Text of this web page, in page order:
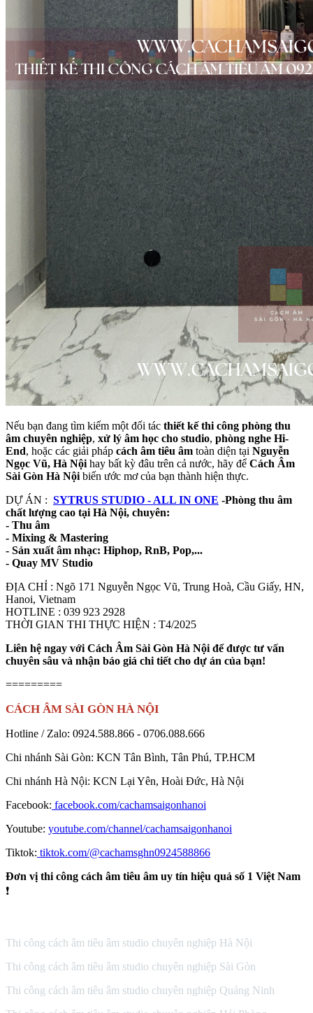
Nếu bạn đang tìm kiếm một đối tác thiết kế thi công phòng thu
âm chuyên nghiệp, xử lý âm học cho studio, phòng nghe Hi-
End, hoặc các giải pháp cách âm tiêu âm toàn diện tại Nguyễn
Ngọc Vũ, Hà Nội hay bất kỳ đâu trên cả nước, hãy để Cách Âm
Sài Gòn Hà Nội biến ước mơ của bạn thành hiện thực.
DỰ ÁN : SYTRUS STUDIO - ALL IN ONE -Phòng thu âm
chất lượng cao tại Hà Nội, chuyên:
- Thu âm
- Mixing & Mastering
- Sản xuất âm nhạc: Hiphop, RnB, Pop,...
- Quay MV Studio
ĐỊA CHỈ : Ngõ 171 Nguyễn Ngọc Vũ, Trung Hoà, Cầu Giấy, HN,
Hanoi, Vietnam
HOTLINE : 039 923 2928
THỜI GIAN THI THỰC HIỆN : T4/2025
Liên hệ ngay với Cách Âm Sài Gòn Hà Nội để được tư vấn
chuyên sâu và nhận báo giá chi tiết cho dự án của bạn!
=========
CÁCH ÂM SÀI GÒN HÀ NỘI
Hotline / Zalo: 0924.588.866 - 0706.088.666
Chi nhánh Sài Gòn: KCN Tân Bình, Tân Phú, TP.HCM
Chi nhánh Hà Nội: KCN Lại Yên, Hoài Đức, Hà Nội
Facebook: facebook.com/cachamsaigonhanoi
Youtube: youtube.com/channel/cachamsaigonhanoi
Tiktok: tiktok.com/@cachamsghn0924588866
Đơn vị thi công cách âm tiêu âm uy tín hiệu quả số 1 Việt Nam
❗
Thi công cách âm tiêu âm studio chuyên nghiệp Hà Nội
Thi công cách âm tiêu âm studio chuyên nghiệp Sài Gòn
Thi công cách âm tiêu âm studio chuyên nghiệp Quảng Ninh